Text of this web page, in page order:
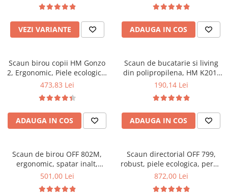
Mobilier hol
Mobila hol
Suporturi si rafturi pantofi
Pantofare
Seturi mobilier hol
Stender haine
Suport pentru umerase
Etajere
Cuiere
Mese gradinita
Scaune gradinita
Set mese si scaune gradinita
VEZI VARIANTE
cm, Gri
ADAUGA IN COS
Scaun birou copii HM Gonzo
2, Ergonomic, Piele ecologica,
Inaltime ajustabila, Mecanism
473,83 Lei
ADAUGA IN COS
Scaun de bucatarie si living
din polipropilena, HM K201,
ergonomic, baza lemn masiv,
100 kg, alb
190,14 Lei
ADAUGA IN COS
Scaun de birou OFF 802M,
ergonomic, spatar inalt,
mecanism balans, roti
501,00 Lei
Scaun directorial OFF 799,
robust, piele ecologica, perne
duble, baza cromata,
872,00 Lei